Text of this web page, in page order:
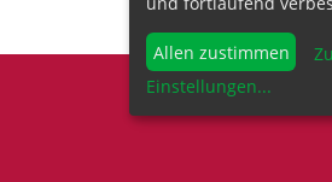
Allen zustimmen
Einstellungen...